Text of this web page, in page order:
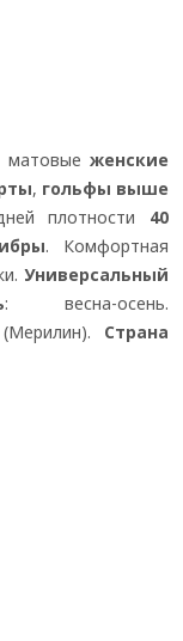
матовыеженские
, гольфы выше
плотности 40
. Комфортная
Универсальный
: весна-осень.
Страна